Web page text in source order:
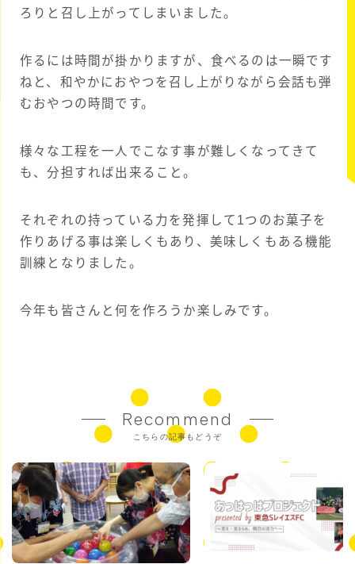
ろりと召し上がってしまいました。
作るには時間が掛かりますが、食べるのは一瞬です
ねと、和やかにおやつを召し上がりながら会話も弾
むおやつの時間です。
様々な工程を一人でこなす事が難しくなってきて
も、分担すれば出来ること。
それぞれの持っている力を発揮して1つのお菓子を
作りあげる事は楽しくもあり、美味しくもある機能
訓練となりました。
今年も皆さんと何を作ろうか楽しみです。
Recommend
こちらの記事もどうぞ